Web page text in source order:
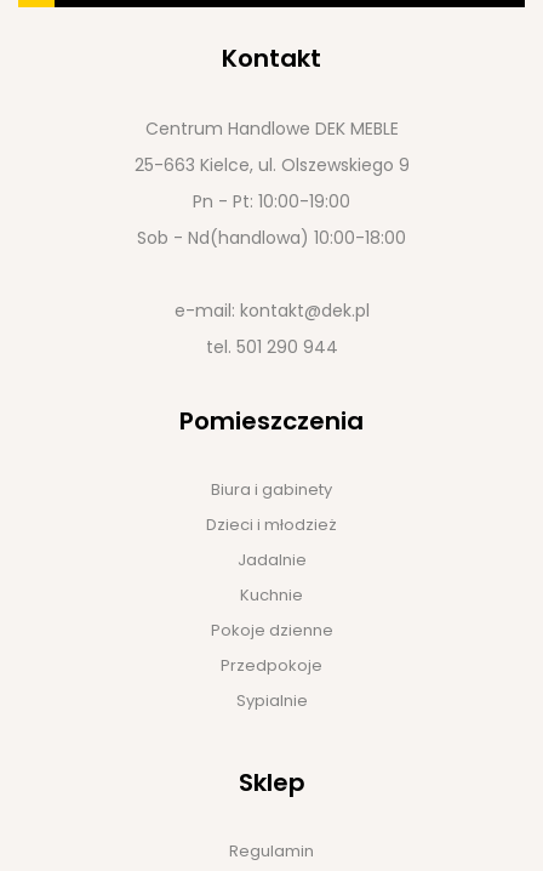
Kontakt
Centrum Handlowe DEK MEBLE
25-663 Kielce, ul. Olszewskiego 9
Pn - Pt: 10:00-19:00
Sob - Nd(handlowa) 10:00-18:00
e-mail: kontakt@dek.pl
tel. 501 290 944
Pomieszczenia
Biura i gabinety
Dzieci i młodzież
Jadalnie
Kuchnie
Pokoje dzienne
Przedpokoje
Sypialnie
Sklep
Regulamin